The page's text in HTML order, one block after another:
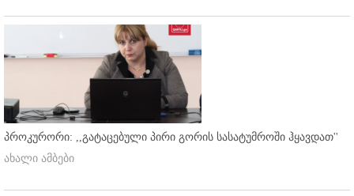
პროკურორი: ,,გატაცებული პირი გორის სასატუმროში ჰყავდათ''
ახალი ამბები